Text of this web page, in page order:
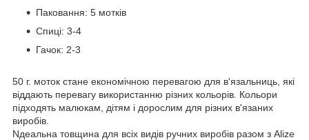
Паковання: 5 мотків
Спиці: 3-4
Гачок: 2-3
50 г. моток стане економічною перевагою для в'язальниць, які
віддають перевагу використанню різних кольорів. Кольори
підходять малюкам, дітям і дорослим для різних в'язаних
виробів.
Nдеальна товщина для всіх видів ручних виробів разом з Alize